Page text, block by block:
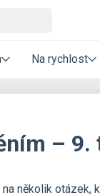
Na rychlost
– 9.
několik